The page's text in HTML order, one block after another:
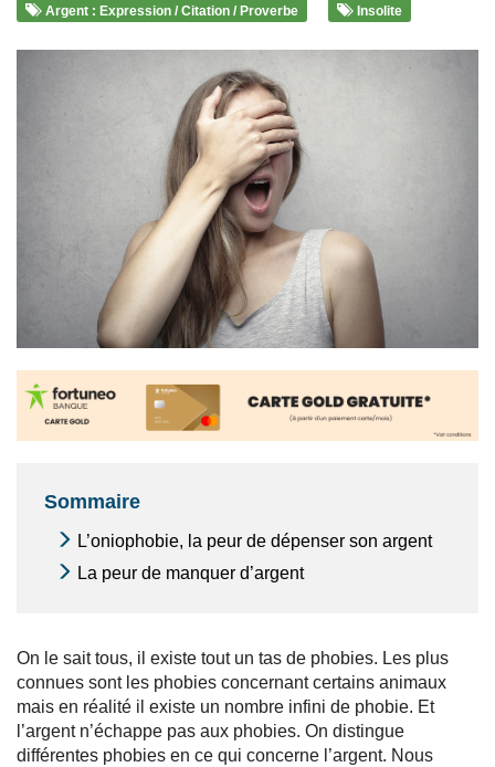
Argent : Expression / Citation / Proverbe
Insolite
Sommaire
L’oniophobie, la peur de dépenser son argent
La peur de manquer d’argent
On le sait tous, il existe tout un tas de phobies. Les plus
connues sont les phobies concernant certains animaux
mais en réalité il existe un nombre infini de phobie. Et
l’argent n’échappe pas aux phobies. On distingue
différentes phobies en ce qui concerne l’argent. Nous